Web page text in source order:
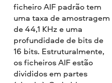
ficheiro AIF padrão tem
uma taxa de amostragem
de 44,1 KHz e uma
profundidade de bits de
16 bits. Estruturalmente,
os ficheiros AIF estão
divididos em partes